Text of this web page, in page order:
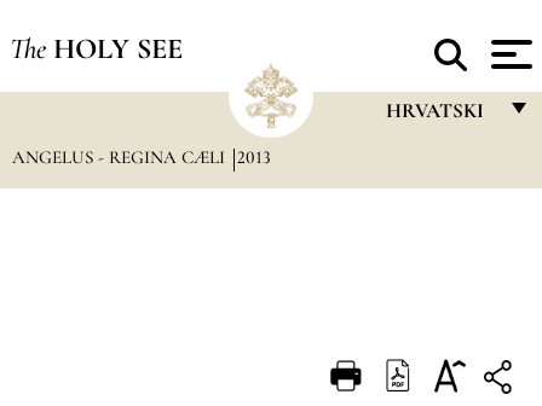
The HOLY SEE
HRVATSKI
DEUTSCH
ANGELUS - REGINA CÆLI 2013